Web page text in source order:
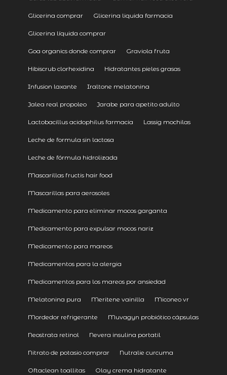
Glicerina comprar Glicerina liquida farmacia
Glicerina líquida comprar
Goa organics donde comprar Graviola fruta
Hibiscrub clorhexidina Hidratantes pieles grasas
Infusion laxante Iraltone melatonina
Jalea real propoleo Jarabe para apetito adulto
Lactobacillus acidophilus farmacia Lassig mochilas
Leche de formula sin lactosa
Leche de fórmula hidrolizada
Mascarillas fructis hair food
Mascarillas para aerosoles
Medicamento para eliminar mocos garganta
Medicamento para expulsar mocos nariz
Medicamento para mareos
Medicamentos para la alergia
Medicamentos para los mareos por ansiedad
Melatonina pura Meritene vainilla Miconeo vr
Mordedor refrigerante Muvagyn probiótico cápsulas
Neostrata retinol Nevera insulina portatil
Nitrato de potasio comprar Nutralie curcuma
Oftaclean toallitas Olay crema hidratante